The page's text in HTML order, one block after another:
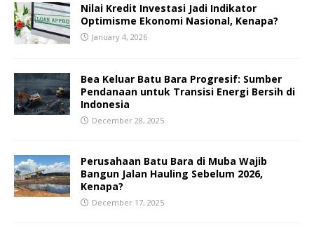
Nilai Kredit Investasi Jadi Indikator
Optimisme Ekonomi Nasional, Kenapa?
January 4, 2026
Bea Keluar Batu Bara Progresif: Sumber
Pendanaan untuk Transisi Energi Bersih di
Indonesia
December 28, 2025
Perusahaan Batu Bara di Muba Wajib
Bangun Jalan Hauling Sebelum 2026,
Kenapa?
December 17, 2025